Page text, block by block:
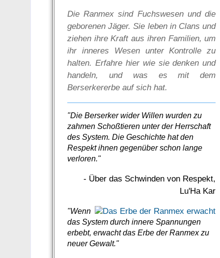
Die Ranmex sind Fuchswesen und die
geborenen Jäger. Sie leben in Clans und
ziehen ihre Kraft aus ihren Familien, um
ihr inneres Wesen unter Kontrolle zu
halten. Erfahre hier wie sie denken und
handeln, und was es mit dem
Berserkererbe auf sich hat.
"Die Berserker wider Willen wurden zu
zahmen Schoßtieren unter der Herrschaft
des System. Die Geschichte hat den
Respekt ihnen gegenüber schon lange
verloren."
- Über das Schwinden von Respekt,
Lu'Ha Kar
"Wenn
das System durch innere Span­nungen
erbebt, erwacht das Erbe der Ranmex zu
neuer Gewalt."